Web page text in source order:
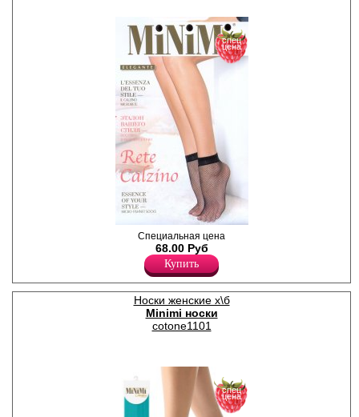
Женские фантазийные
носочки в мелкую сеточку с
широкой удобной резинкой.
Благодаря особенностям
плетения, носочки менее
подвержены появлению
затяжек и дольше
сохраняют прочность.
Полиамид 84%
спец
цена
Специальная цена
68.00 Руб
Купить
Носки женские х\б
Minimi носки
cotone1101
спец
цена